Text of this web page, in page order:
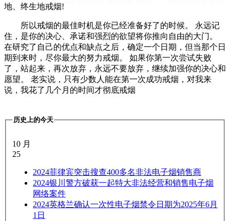
地、终生地戒烟!
所以戒烟的最佳时机是你已经准备好了的时候。 永远记
住，是你的决心、承诺和强烈的欲望将你推向自由的大门。
在研究了自己的优点和缺点之后，确定一个日期，但当那个日
期到来时，尽你最大的努力戒烟。 如果你第一次尝试失败
了，站起来，再次放弃，永远不要放弃，继续加强你的决心和
愿望。 老实说，只有少数人能在第一次成功戒烟，对我来
说，我花了几个月的时间才彻底戒烟
历史上的今天
10 月
25
2024菲律宾突击搜查400多名非法电子烟销售商
2024银川警方破获一起特大非法经营和销售电子烟
网络案件
2024英格兰确认一次性电子烟禁令日期为2025年6月
1日